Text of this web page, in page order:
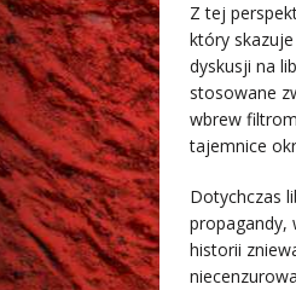
Z tej
który
dyskusji na
stosowane
wbrew
tajemnice
Dotychczas
propagandy,
historii